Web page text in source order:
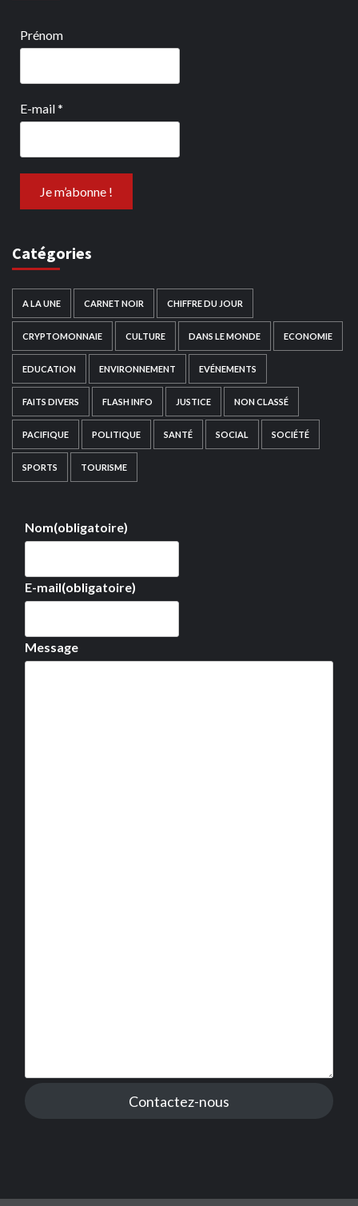
Prénom
E-mail*
Catégories
A LA UNE CARNET NOIR CHIFFRE DU JOUR
CRYPTOMONNAIE CULTURE DANS LE MONDE ECONOMIE
EDUCATION ENVIRONNEMENT EVÉNEMENTS
FAITS DIVERS FLASH INFO JUSTICE NON CLASSÉ
PACIFIQUE POLITIQUE SANTÉ SOCIAL SOCIÉTÉ
SPORTS TOURISME
Nom(obligatoire)
E-mail(obligatoire)
Message
Contactez-nous